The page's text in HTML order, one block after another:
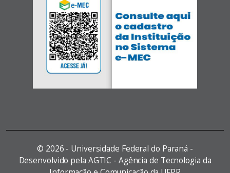
© 2026 - Universidade Federal do Paraná -
Desenvolvido pela AGTIC - Agência de Tecnologia da